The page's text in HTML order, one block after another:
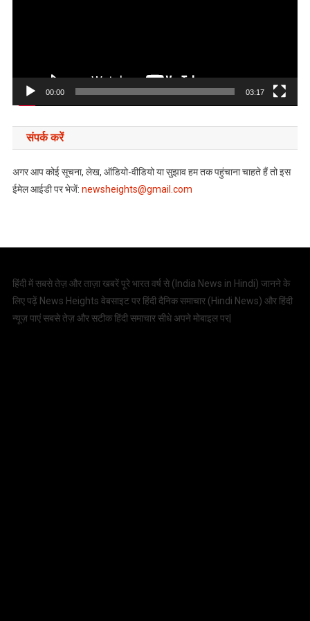
00:00 03:17
संपर्क करें
अगर आप कोई सूचना, लेख, ऑडियो-वीडियो या सुझाव हम तक पहुंचाना चाहते हैं तो इस
ईमेल आईडी पर भेजें: newsheights@gmail.com
हिंदी में सबसे तेज़ और ताज़ा खबरें पूरे भारत वर्ष से ( India News in Hindi) जानने के
लिए पढ़ें News Heights वेबसाइट पर हिंदी दैनिक समाचार (Hindi News) और हिंदी
न्यूज़ पाएं सबसे तेज़ और सटीक हिंदी समाचार सीधे अपने मोबाइल पर|